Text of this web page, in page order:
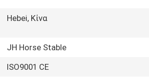
Hebei, Κίνα
JH Horse Stable
ISO9001 CE